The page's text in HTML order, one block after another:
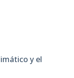
y el